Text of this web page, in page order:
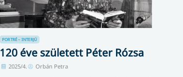
PORTRÉ – INTERJÚ
120 éve született Péter Rózsa
2025/4. Orbán Petra